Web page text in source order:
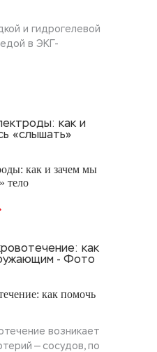
и гидрогелевой
в ЭКГ-
как и зачем мы
тело
как помочь
возникает
— сосудов, по